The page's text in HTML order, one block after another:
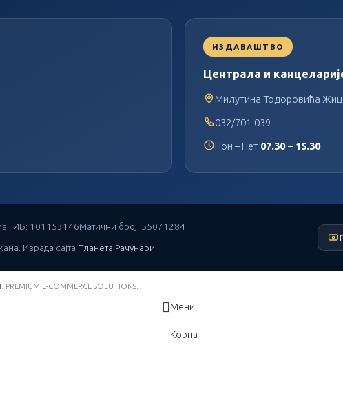
ИЗДАВАШТВО
Централа и
Милутина Тодоровића
032/701-039
Пон – Пет 07.30 – 15.30
ПИБ: 101153146Матични број: 55071284
Израда сајта Планета Рачунари
. PREMIUM E-COMMERCE SOLUTIONS.
review and enter to go to the desired page. Touch device users, explore by
Мени
Корпа